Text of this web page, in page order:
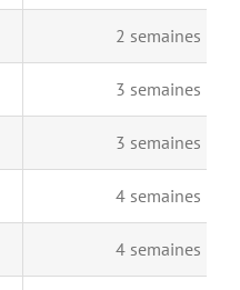
2 semaines
3 semaines
3 semaines
4 semaines
4 semaines